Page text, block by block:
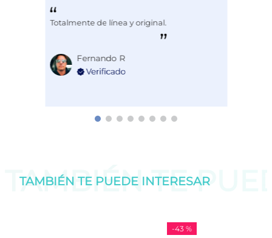
Totalmente de línea y original.
Fernando R
TAMBIÉN TE
TAMBIÉN TE PUEDE INTERESAR
-43 %